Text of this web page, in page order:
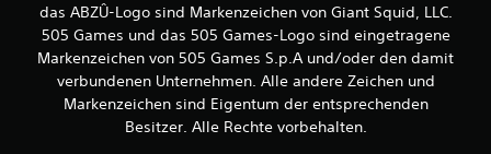
das ABZÛ-Logo sind Markenzeichen von Giant Squid, LLC.
505 Games und das 505 Games-Logo sind eingetragene
Markenzeichen von 505 Games S.p.A und/oder den damit
verbundenen Unternehmen. Alle andere Zeichen und
Markenzeichen sind Eigentum der entsprechenden
Besitzer. Alle Rechte vorbehalten.